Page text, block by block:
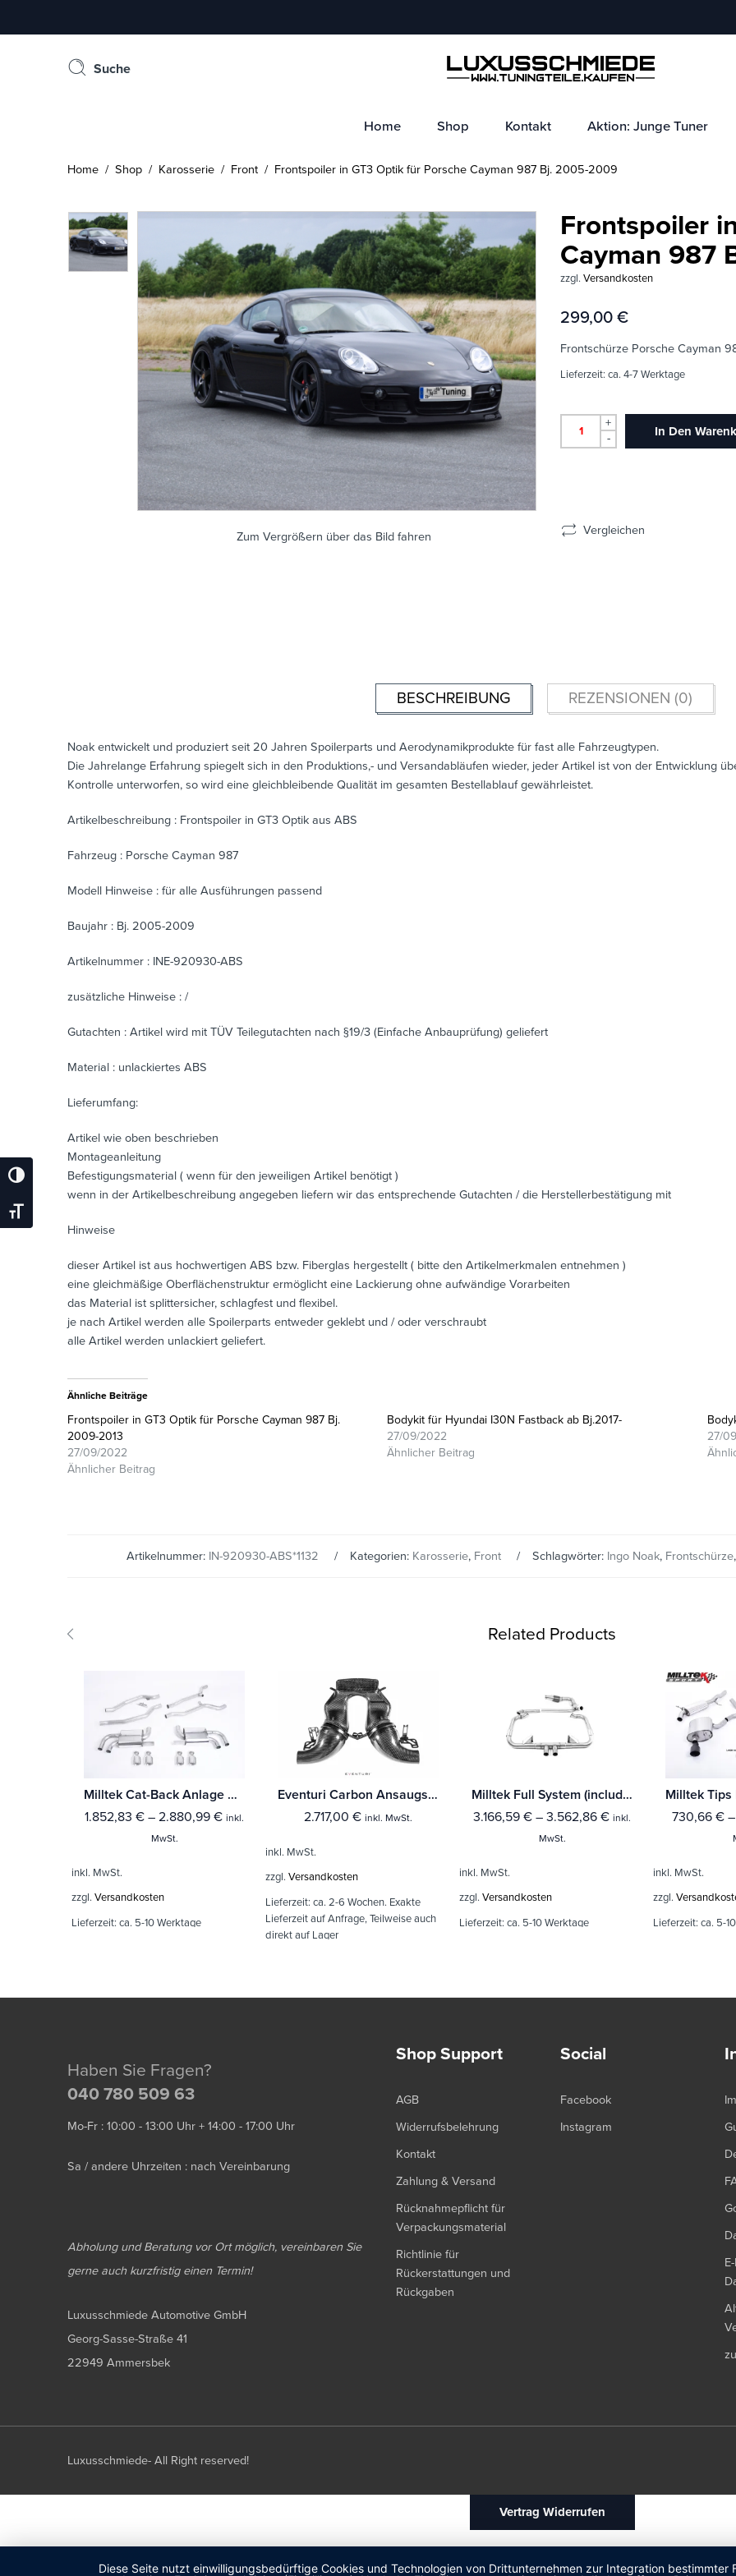
Umschalten Auf Hohe Kontraste
Schrift Vergrößern
Suche
Home Shop Kontakt Aktion: Junge Tuner
Home / Shop / Karosserie / Front / Frontspoiler in GT3 Optik für Porsche Cayman 987 Bj. 2005-2009
Zum Vergrößern über das Bild fahren
Frontspoiler
Cayman 987
zzgl. Versandkosten
299,00 €
Frontschürze Porsche Cayman
Lieferzeit: ca. 4-7 Werktage
+
-
In Den
Vergleichen
BESCHREIBUNG REZENSIONEN (0)
Noak entwickelt und produziert seit 20 Jahren Spoilerparts und Aerodynamikprodukte für fast alle Fahrzeugtypen.
Die Jahrelange Erfahrung spiegelt sich in den Produktions,- und Versandabläufen wieder, jeder Artikel ist von der Entwicklung
Kontrolle unterworfen, so wird eine gleichbleibende Qualität im gesamten Bestellablauf gewährleistet.
Artikelbeschreibung : Frontspoiler in GT3 Optik aus ABS
Fahrzeug : Porsche Cayman 987
Modell Hinweise : für alle Ausführungen passend
Baujahr : Bj. 2005-2009
Artikelnummer : INE-920930-ABS
zusätzliche Hinweise : /
Gutachten : Artikel wird mit TÜV Teilegutachten nach §19/3 (Einfache Anbauprüfung) geliefert
Material : unlackiertes ABS
Lieferumfang:
Artikel wie oben beschrieben
Montageanleitung
Befestigungsmaterial ( wenn für den jeweiligen Artikel benötigt )
wenn in der Artikelbeschreibung angegeben liefern wir das entsprechende Gutachten / die Herstellerbestätigung mit
Hinweise
dieser Artikel ist aus hochwertigen ABS bzw. Fiberglas hergestellt ( bitte den Artikelmerkmalen entnehmen )
eine gleichmäßige Oberflächenstruktur ermöglicht eine Lackierung ohne aufwändige Vorarbeiten
das Material ist splittersicher, schlagfest und flexibel.
je nach Artikel werden alle Spoilerparts entweder geklebt und / oder verschraubt
alle Artikel werden unlackiert geliefert.
Ähnliche Beiträge
Frontspoiler in GT3 Optik für Porsche Cayman 987 Bj.
2009-2013
27/09/2022
Ähnlicher Beitrag
Bodykit für Hyundai I30N Fastback ab Bj.2017-
27/09/2022
Ähnlicher Beitrag
27/
Artikelnummer: IN-920930-ABS*1132 Kategorien: Karosserie, Front Schlagwörter: Ingo Noak, Frontschürze,
Related Products
Milltek Cat-Back Anlage Porsche Cayenne 958 Turbo 4.8 V8 (Pre-Facelift)
1.852,83 € – 2.880,99 € inkl.
MwSt.
inkl. MwSt.
zzgl. Versandkosten
Lieferzeit: ca. 5-10 Werktage
Eventuri Carbon Ansaugsystem für Porsche 991.1 und 991.2
2.717,00 € inkl. MwSt.
inkl. MwSt.
zzgl. Versandkosten
Lieferzeit: ca. 2-6 Wochen. Exakte
Lieferzeit auf Anfrage, Teilweise auch
direkt auf Lager
Milltek Full System (including Hi-Flow Sports Cat) Porsche Boxster 718 GTS 2.5T
3.166,59 € – 3.562,86 € inkl.
MwSt.
inkl. MwSt.
zzgl. Versandkosten
Lieferzeit: ca. 5-10 Werktage
730,66 € –
inkl. MwSt.
zzgl.
Lieferzeit: ca. 5-
Haben Sie Fragen?
040 780 509 63
Mo-Fr : 10:00 - 13:00 Uhr + 14:00 - 17:00 Uhr
Sa / andere Uhrzeiten : nach Vereinbarung
Abholung und Beratung vor Ort möglich, vereinbaren Sie
gerne auch kurzfristig einen Termin!
Luxusschmiede Automotive GmbH
Georg-Sasse-Straße 41
22949 Ammersbek
Shop Support
AGB
Widerrufsbelehrung
Kontakt
Zahlung & Versand
Rücknahmepflicht für
Verpackungsmaterial
Richtlinie für
Rückerstattungen und
Rückgaben
Social
Facebook
Instagram
Luxusschmiede- All Right reserved!
Vertrag Widerrufen
Diese Seite nutzt einwilligungsbedürftige Cookies und Technologien von Drittunternehmen zur Integration